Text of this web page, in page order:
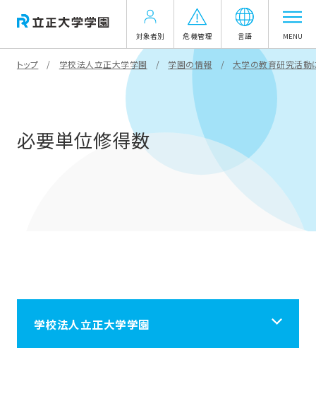
対象者別 危機管理 言語 MENU
トップ 学校法人立正大学学園 学園の情報 大学の教育研究活動
必要単位修得数
学校法人立正大学学園